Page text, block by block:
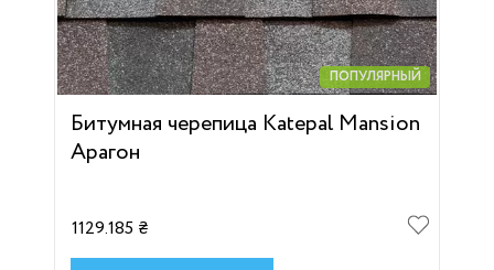
ПОПУЛЯРНЫЙ
Битумная черепица Katepal Mansion
Арагон
1129.185 ₴